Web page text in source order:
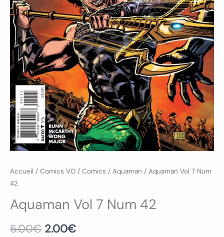
Accueil / Comics VO / Comics / Aquaman / Aquaman Vol 7 Num
42
Aquaman Vol 7 Num 42
5.00€ 2.00€